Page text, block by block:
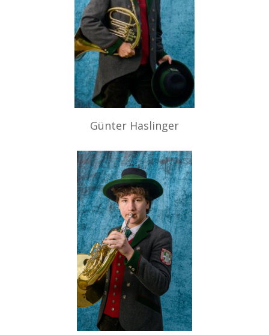
Günter Haslinger